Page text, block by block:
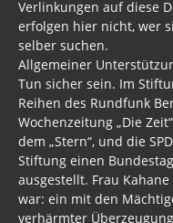
Verlinkungen auf diese
erfolgen hier nicht, wer
selber suchen.
Allgemeiner
Tun sicher sein. Im
Reihen des Rundfunk
Wochenzeitung „Die
dem „Stern“, und die
Stiftung einen
ausgestellt. Frau
war: ein mit den
verhärmter